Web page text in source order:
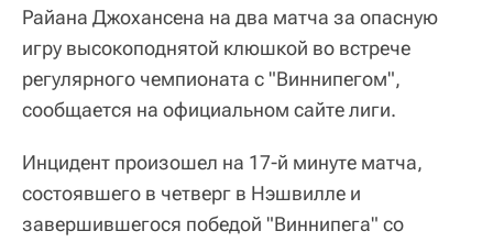
Райана Джохансена на два матча за опасную
игру высокоподнятой клюшкой во встрече
регулярного чемпионата с "Виннипегом",
сообщается на официальном сайте лиги.
Инцидент произошел на 17-й минуте матча,
состоявшего в четверг в Нэшвилле и
завершившегося победой "Виннипега" со